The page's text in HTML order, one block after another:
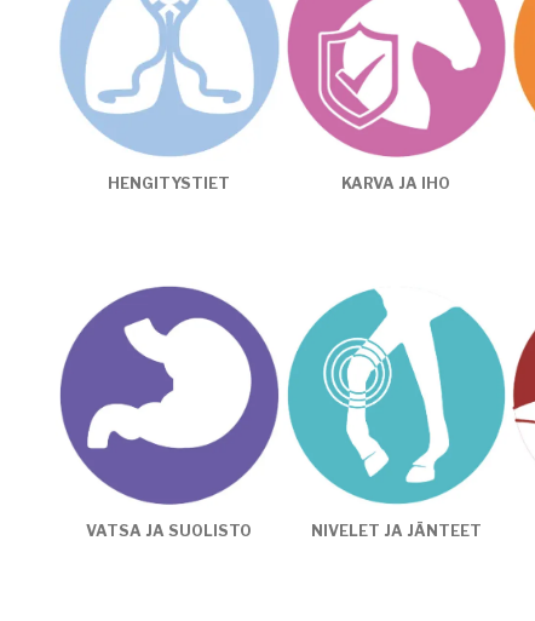
HENGITYSTIET KARVA JA IHO
VATSA JA SUOLISTO NIVELET JA JÄNTEET